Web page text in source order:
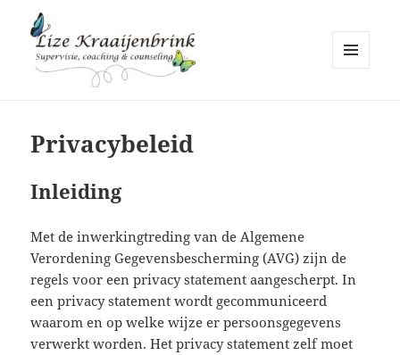
Privacybeleid
Inleiding
Met de inwerkingtreding van de Algemene
Verordening Gegevensbescherming (AVG) zijn de
regels voor een privacy statement aangescherpt. In
een privacy statement wordt gecommuniceerd
waarom en op welke wijze er persoonsgegevens
verwerkt worden. Het privacy statement zelf moet